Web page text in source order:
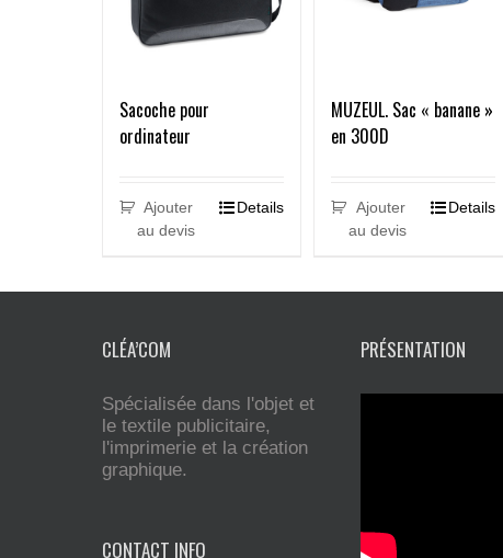
Sacoche pour
ordinateur
Ajouter
au devis
Details
MUZEUL. Sac « banane »
en 300D
Ajouter
au devis
Details
CLÉA’COM
Spécialisée dans l'objet et
le textile publicitaire,
l'imprimerie et la création
graphique.
CONTACT INFO
PRÉSENTATION